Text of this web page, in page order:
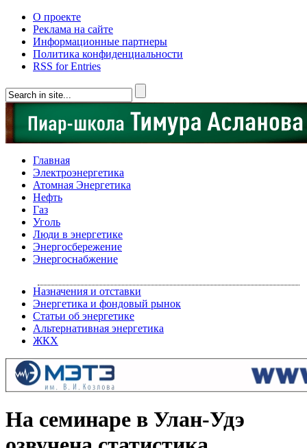
О проекте
Реклама на сайте
Информационные партнеры
Политика конфиденциальности
RSS for Entries
Главная
Электроэнергетика
Атомная Энергетика
Нефть
Газ
Уголь
Люди в энергетике
Энергосбережение
Энергоснабжение
Назначения и отставки
Энергетика и фондовый рынок
Статьи об энергетике
Альтернативная энергетика
ЖКХ
На семинаре в Улан-Удэ